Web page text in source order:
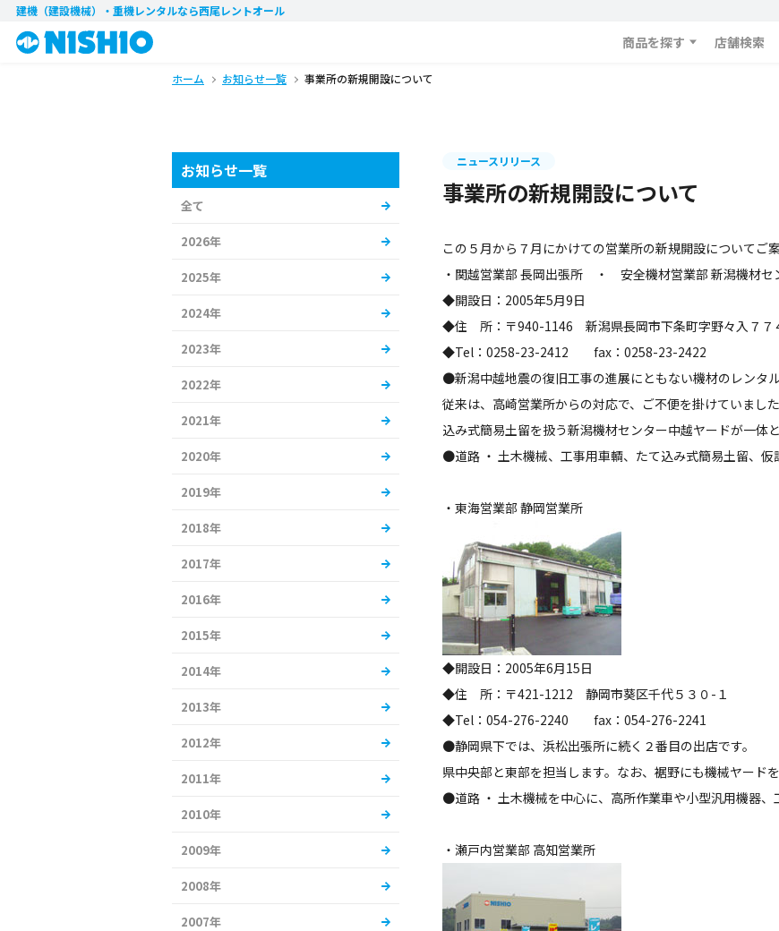
建機（建設機械）・重機レンタルなら西尾レントオール
商品を探す 店舗検索
ホーム お知らせ一覧 事業所の新規開設について
ニュースリリース
事業所の新規開設について
この５月から７月にかけての営業所の新規開設についてご
・関越営業部 長岡出張所 ・ 安全機材営業部 新潟機材セ
◆開設日：2005年5月9日
◆住 所：〒940-1146 新潟県長岡市下条町字野々入７７
◆Tel：0258-23-2412 fax：0258-23-2422
●新潟中越地震の復旧工事の進展にともない機材のレンタル
従来は、高崎営業所からの対応で、ご不便を掛けていまし
込み式簡易土留を扱う新潟機材センター中越ヤードが一体
●道路 ・ 土木機械、工事用車輌、たて込み式簡易土留、仮
・東海営業部 静岡営業所
◆開設日：2005年6月15日
◆住 所：〒421-1212 静岡市葵区千代５３０-１
◆Tel：054-276-2240 fax：054-276-2241
●静岡県下では、浜松出張所に続く２番目の出店です。
県中央部と東部を担当します。なお、裾野にも機械ヤード
●道路 ・ 土木機械を中心に、高所作業車や小型汎用機器、
・瀬戸内営業部 高知営業所
お知らせ一覧
全て
2026年
2025年
2024年
2023年
2022年
2021年
2020年
2019年
2018年
2017年
2016年
2015年
2014年
2013年
2012年
2011年
2010年
2009年
2008年
2007年